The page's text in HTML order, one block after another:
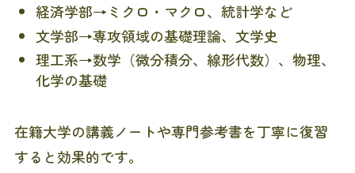
経済学部→ミクロ・マクロ、統計学など
文学部→専攻領域の基礎理論、文学史
理工系→数学（微分積分、線形代数）、物理、
化学の基礎
在籍大学の講義ノートや専門参考書を丁寧に復習
すると効果的です。